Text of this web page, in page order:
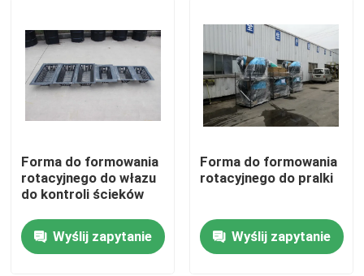
Kontrola jakości
Aktualności
Poprosić o wycenę
Forma do formowania
rotacyjnego do włazu
do kontroli ścieków
Wyślij zapytanie
Forma do formowania
rotacyjnego do pralki
Wyślij zapytanie